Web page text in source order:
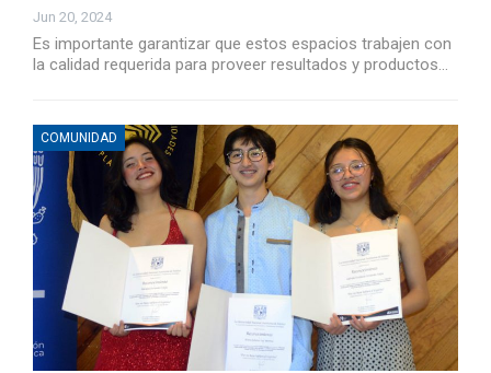
Jun 20, 2024
Es importante garantizar que estos espacios trabajen con
la calidad requerida para proveer resultados y productos…
COMUNIDAD